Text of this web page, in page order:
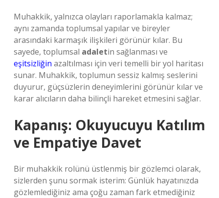
Muhakkik, yalnızca olayları raporlamakla kalmaz;
aynı zamanda toplumsal yapılar ve bireyler
arasındaki karmaşık ilişkileri görünür kılar. Bu
sayede, toplumsal adaletin sağlanması ve
eşitsizliğin azaltılması için veri temelli bir yol haritası
sunar. Muhakkik, toplumun sessiz kalmış seslerini
duyurur, güçsüzlerin deneyimlerini görünür kılar ve
karar alıcıların daha bilinçli hareket etmesini sağlar.
Kapanış: Okuyucuyu Katılım
ve Empatiye Davet
Bir muhakkik rolünü üstlenmiş bir gözlemci olarak,
sizlerden şunu sormak isterim: Günlük hayatınızda
gözlemlediğiniz ama çoğu zaman fark etmediğiniz